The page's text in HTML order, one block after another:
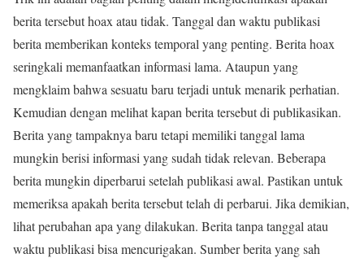
berita tersebut hoax atau tidak. Tanggal dan waktu publikasi
berita memberikan konteks temporal yang penting. Berita hoax
seringkali memanfaatkan informasi lama. Ataupun yang
mengklaim bahwa sesuatu baru terjadi untuk menarik perhatian.
Kemudian dengan melihat kapan berita tersebut di publikasikan.
Berita yang tampaknya baru tetapi memiliki tanggal lama
mungkin berisi informasi yang sudah tidak relevan. Beberapa
berita mungkin diperbarui setelah publikasi awal. Pastikan untuk
memeriksa apakah berita tersebut telah di perbarui. Jika demikian,
lihat perubahan apa yang dilakukan. Berita tanpa tanggal atau
waktu publikasi bisa mencurigakan. Sumber berita yang sah